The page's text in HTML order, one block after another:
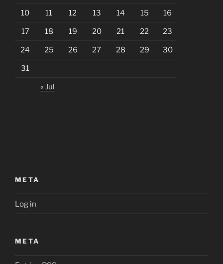
10 11 12 13 14 15 16
17 18 19 20 21 22 23
24 25 26 27 28 29 30
31
« Jul
META
Log in
META